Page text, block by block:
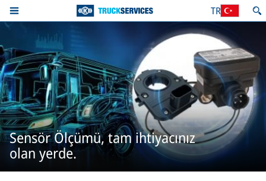
TR
Sensör Ölçümü, tam ihtiyacınız
olan yerde.